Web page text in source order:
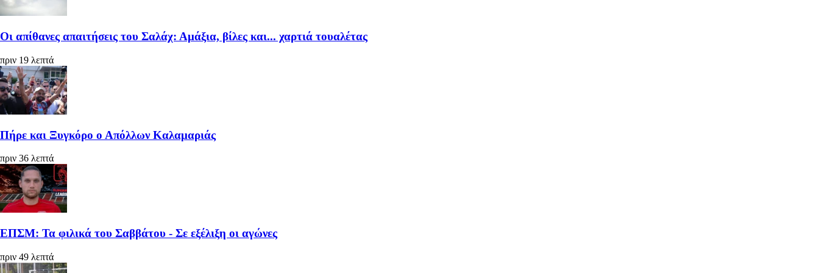
Οι απίθανες απαιτήσεις του Σαλάχ: Αμάξια, βίλες και... χαρτιά τουαλέτας
πριν 19 λεπτά
Πήρε και Ξυγκόρο ο Απόλλων Καλαμαριάς
πριν 36 λεπτά
ΕΠΣΜ: Τα φιλικά του Σαββάτου - Σε εξέλιξη οι αγώνες
πριν 49 λεπτά